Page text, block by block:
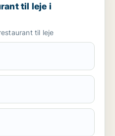
til leje i
til leje